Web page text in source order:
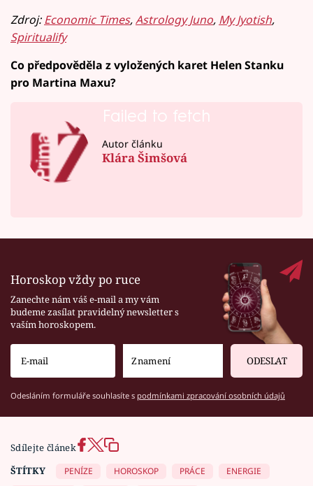
Zdroj:Economic Times,Astrology Juno, My Jyotish,
Spiritualify
Co předpověděla z vyložených karet Helen Stanku
pro Martina Maxu?
Failed to fetch
Autor článku
Klára Šimšová
Horoskop vždy po ruce
Zanechte nám váš e-mail a my vám
budeme zasílat pravidelný newsletter s
vaším horoskopem.
ODESLAT
Odesláním formuláře souhlasíte s podmínkami zpracování osobních údajů
Sdílejte článek
ŠTÍTKY
PENÍZE HOROSKOP PRÁCE ENERGIE